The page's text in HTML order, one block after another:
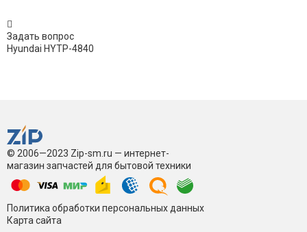
Задать вопрос
Hyundai HYTP-4840
© 2006—2023 Zip-sm.ru — интернет-
магазин запчастей для бытовой техники
Политика обработки персональных данных
Карта сайта